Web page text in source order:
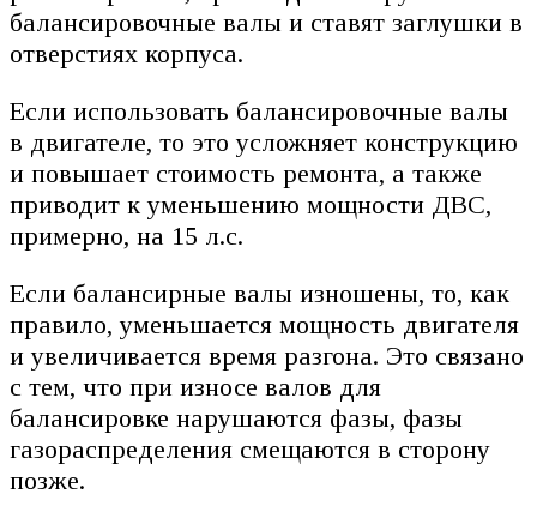
балансировочные валы и ставят заглушки в
отверстиях корпуса.
Если использовать балансировочные валы
в двигателе, то это усложняет конструкцию
и повышает стоимость ремонта, а также
приводит к уменьшению мощности ДВС,
примерно, на 15 л.с.
Если балансирные валы изношены, то, как
правило, уменьшается мощность двигателя
и увеличивается время разгона. Это связано
с тем, что при износе валов для
балансировке нарушаются фазы, фазы
газораспределения смещаются в сторону
позже.